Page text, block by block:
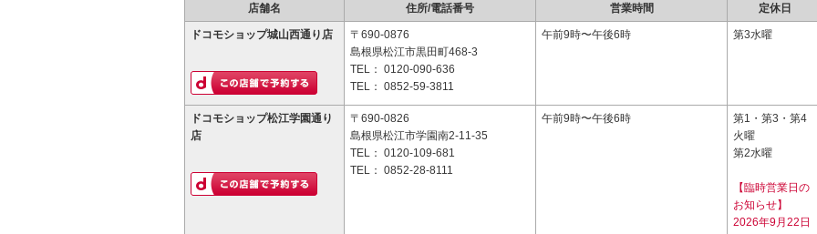
店舗名 住所/電話番号 営業時間 定休日
ドコモショップ城山西通り店
〒690-0876
島根県松江市黒田町468-3
TEL： 0120-090-636
TEL： 0852-59-3811
午前9時〜午後6時 第3水曜
ドコモショップ松江学園通り
店
〒690-0826
島根県松江市学園南2-11-35
TEL： 0120-109-681
TEL： 0852-28-8111
午前9時〜午後6時
第1・第3・第4
火曜
第2水曜
【臨時営業日の
お知らせ】
2026年9月22日